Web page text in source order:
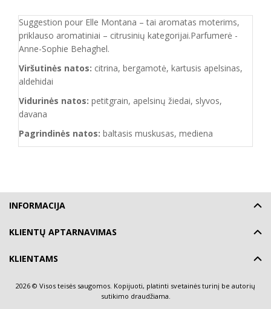
Suggestion pour Elle Montana – tai aromatas moterims,
priklauso aromatiniai – citrusinių kategorijai.Parfumerė -
Anne-Sophie Behaghel.
Viršutinės natos: citrina, bergamotė, kartusis apelsinas,
aldehidai
Vidurinės natos: petitgrain, apelsinų žiedai, slyvos,
davana
Pagrindinės natos: baltasis muskusas, mediena
INFORMACIJA
KLIENTŲ APTARNAVIMAS
KLIENTAMS
2026 © Visos teisės saugomos. Kopijuoti, platinti svetainės turinį be autorių
sutikimo draudžiama.